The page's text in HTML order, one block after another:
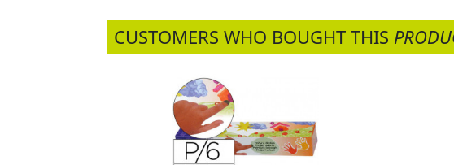
CUSTOMERS WHO BOUGHT THIS